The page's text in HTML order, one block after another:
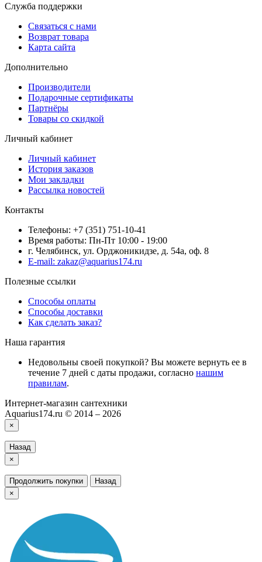
Служба поддержки
Связаться с нами
Возврат товара
Карта сайта
Дополнительно
Производители
Подарочные сертификаты
Партнёры
Товары со скидкой
Личный кабинет
Личный кабинет
История заказов
Мои закладки
Рассылка новостей
Контакты
Телефоны: +7 (351) 751-10-41
Время работы: Пн-Пт 10:00 - 19:00
г. Челябинск, ул. Орджоникидзе, д. 54а, оф. 8
E-mail: zakaz@aquarius174.ru
Полезные ссылки
Способы оплаты
Способы доставки
Как сделать заказ?
Наша гарантия
Недовольны своей покупкой? Вы можете вернуть ее в
течение 7 дней с даты продажи, согласно нашим
правилам.
Интернет-магазин сантехники
Aquarius174.ru © 2014 – 2026
×
Назад
×
Продолжить покупки
Назад
×